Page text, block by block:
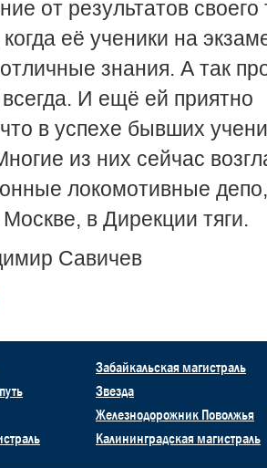
от результатов своего
её ученики на
знания. А так
всегда. И ещё ей приятно
в успехе бывших
из них сейчас
локомотивные
в Дирекции тяги.
Савичев
Забайкальская магистраль
Звезда
Железнодорожник Поволжья
Калининградская магистраль